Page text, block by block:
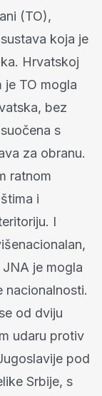
(TO),
koja je
Hrvatskoj
je TO mogla
bez
s
za obranu.
ratnom
i
I
je mogla
nacionalnosti.
od dviju
udaru protiv
pod
Srbije, s